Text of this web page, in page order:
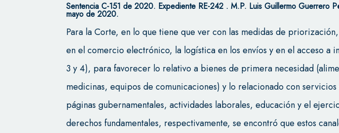
Sentencia C-151 de 2020. Expediente RE-242 . M.P. Luis Guillermo Guerrero
mayo de 2020.
Para la Corte, en lo que tiene que ver con las medidas de
en el comercio electrónico, la logística en los envíos y en el acceso a
3 y 4), para favorecer lo relativo a bienes de primera necesidad
medicinas, equipos de comunicaciones) y lo relacionado con servicios
páginas gubernamentales, actividades laborales, educación y el
derechos fundamentales, respectivamente, se encontró que estos